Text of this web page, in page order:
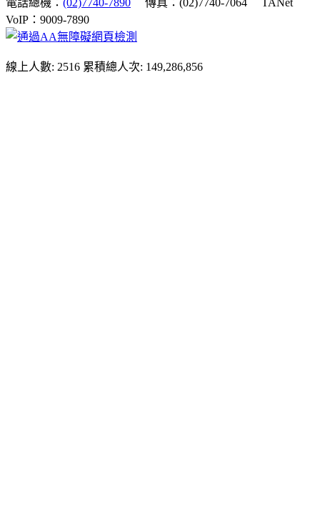
電話總機： (02)7740-7890 傳真：(02)7740-7064
TANet
VoIP：9009-7890
線上人數: 2516 累積總人次: 149,286,856